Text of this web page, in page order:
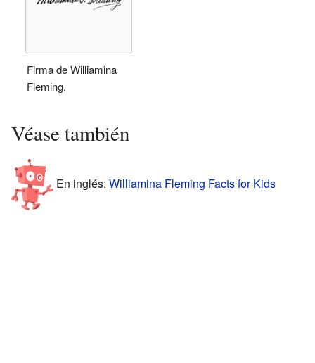
Firma de Williamina
Fleming.
Véase también
En inglés: Williamina Fleming Facts for Kids